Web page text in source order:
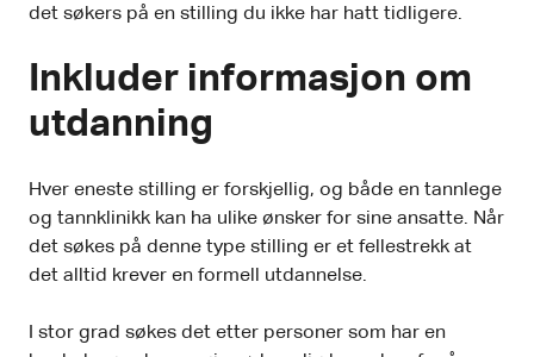
det søkers på en stilling du ikke har hatt tidligere.
Inkluder informasjon om
utdanning
Hver eneste stilling er forskjellig, og både en tannlege
og tannklinikk kan ha ulike ønsker for sine ansatte. Når
det søkes på denne type stilling er et fellestrekk at
det alltid krever en formell utdannelse.
I stor grad søkes det etter personer som har en